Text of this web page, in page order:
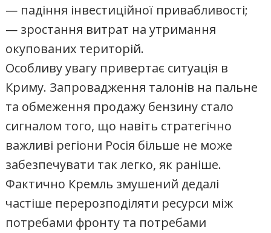
— падіння інвестиційної привабливості;
— зростання витрат на утримання
окупованих територій.
Особливу увагу привертає ситуація в
Криму. Запровадження талонів на пальне
та обмеження продажу бензину стало
сигналом того, що навіть стратегічно
важливі регіони Росія більше не може
забезпечувати так легко, як раніше.
Фактично Кремль змушений дедалі
частіше перерозподіляти ресурси між
потребами фронту та потребами